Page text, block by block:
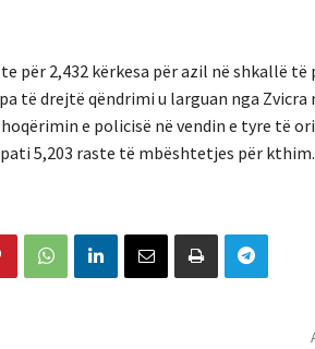
2,432 kërkesa për azil në shkallë të
të drejtë qëndrimi u larguan nga Zvicra
e policisë në vendin e tyre të
5,203 raste të mbështetjes për kthim.